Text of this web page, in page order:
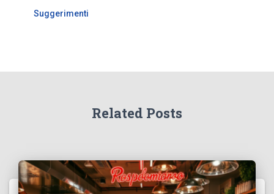
Suggerimenti
Related Posts